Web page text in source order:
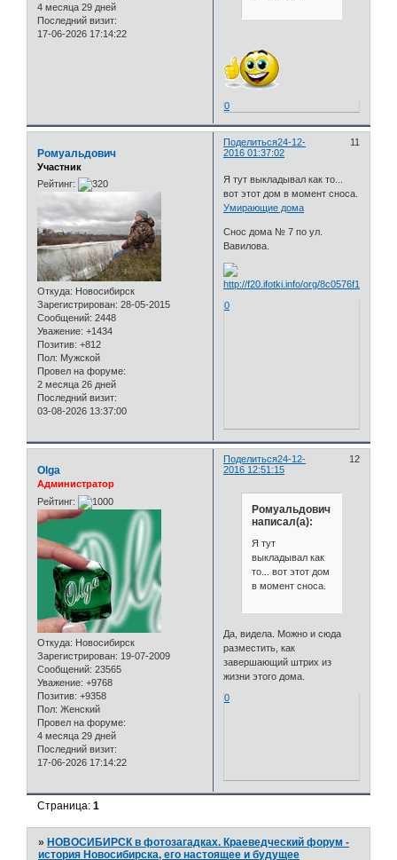
4 месяца 29 дней
Последний визит:
17-06-2026 17:14:22
0
Поделиться 11
24-12-
2016 01:37:02
Ромуальдович
Участник
Рейтинг:
Откуда: Новосибирск
Зарегистрирован: 28-05-2015
Сообщений: 2448
Уважение: +1434
Позитив: +812
Пол: Мужской
Провел на форуме:
2 месяца 26 дней
Последний визит:
03-08-2026 13:37:00
Я тут выкладывал как то...
вот этот дом в момент сноса.
Умирающие дома
Снос дома № 7 по ул.
Вавилова.
0
Поделиться 12
24-12-
2016 12:51:15
Olga
Администратор
Рейтинг:
Откуда: Новосибирск
Зарегистрирован: 19-07-2009
Сообщений: 23565
Уважение: +9768
Позитив: +9358
Пол: Женский
Провел на форуме:
4 месяца 29 дней
Последний визит:
17-06-2026 17:14:22
Ромуальдович
написал(а):
Я тут
выкладывал как
то... вот этот дом
в момент сноса.
Да, видела. Можно и сюда
разместить, как
завершающий штрих из
жизни этого дома.
0
Страница:1
» НОВОСИБИРСК в фотозагадках. Краеведческий форум -
история Новосибирска, его настоящее и будущее